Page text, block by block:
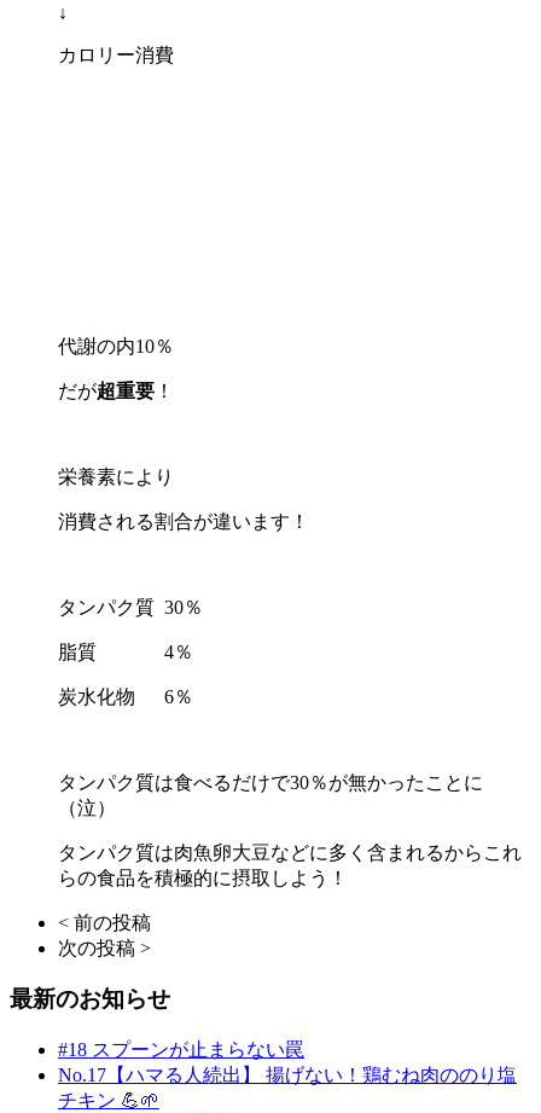
↓
カロリー消費
代謝の内10％
だが超重要 ！
栄養素により
消費される割合が違います！
タンパク質 30％
脂質 4％
炭水化物 6％
タンパク質は食べるだけで30％が無かったことに
（泣）
タンパク質は肉魚卵大豆などに多く含まれるからこれ
らの食品を積極的に摂取しよう！
< 前の投稿
次の投稿 >
最新のお知らせ
#18 スプーンが止まらない罠
No.17【ハマる人続出】 揚げない！鶏むね肉ののり塩
チキン 💪🌱